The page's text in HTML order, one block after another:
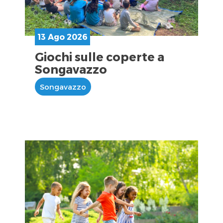
13 Ago 2026
Giochi sulle coperte a
Songavazzo
Songavazzo